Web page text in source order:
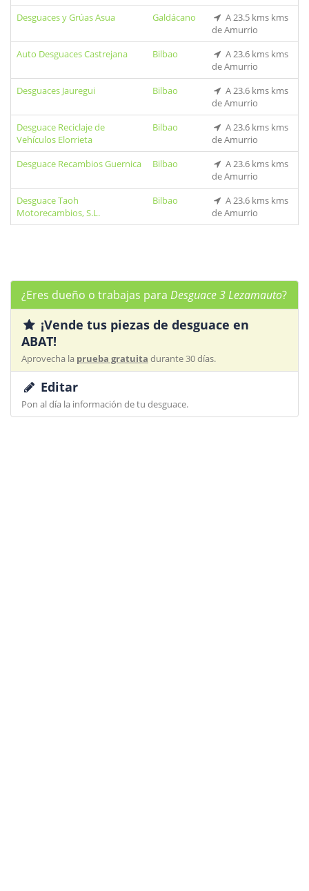
Desguaces y Grúas Asua
Galdácano
A 23.5 kms kms
de Amurrio
Auto Desguaces Castrejana
Bilbao
A 23.6 kms kms
de Amurrio
Desguaces Jauregui
Bilbao
A 23.6 kms kms
de Amurrio
Desguace Reciclaje de
Vehículos Elorrieta
Bilbao
A 23.6 kms kms
de Amurrio
Desguace Recambios Guernica
Bilbao
A 23.6 kms kms
de Amurrio
Desguace Taoh
Motorecambios, S.L.
Bilbao
A 23.6 kms kms
de Amurrio
¿Eres dueño o trabajas para Desguace 3 Lezamauto?
¡Vende tus piezas de desguace en
ABAT!
Aprovecha la prueba gratuita durante 30 días.
Editar
Pon al día la información de tu desguace.